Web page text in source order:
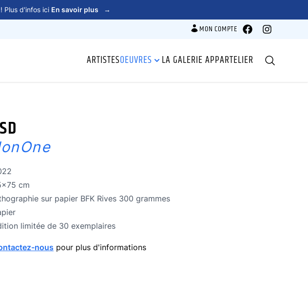
Plus d'infos ici En savoir plus →
MON COMPTE FacebookInstagram
ARTISTESOEUVRES LA GALERIE APPARTELIER Recherche
de réalisation
cm
sur papier BFK Rives 300 grammes
limitée
limitée de 30 exemplaires
nous pour plus d'informations